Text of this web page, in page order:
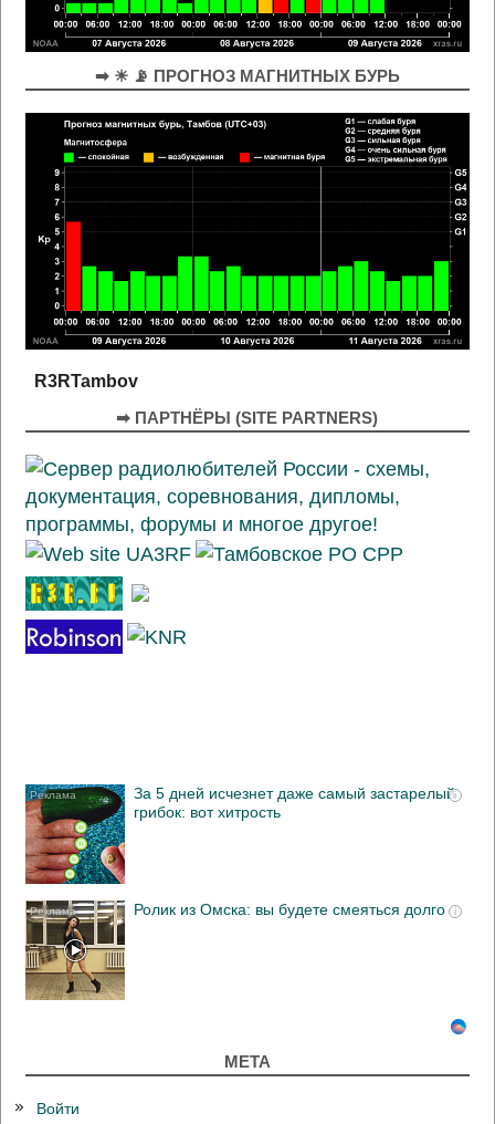
➡ ☀ 📡 ПРОГНОЗ МАГНИТНЫХ БУРЬ
R3RTambov
➡ ПАРТНЁРЫ (SITE PARTNERS)
i
За 5 дней исчезнет даже самый застарелый
грибок: вот хитрость
i
Ролик из Омска: вы будете смеяться долго
МЕТА
Войти